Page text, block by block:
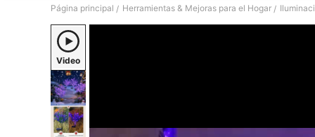
Página principal / Herramientas & Mejoras para el Hogar /
Video